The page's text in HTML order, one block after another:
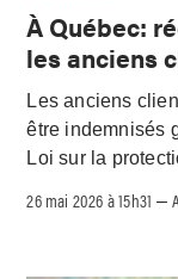
À Québec:
les anciens
Les anciens
être indemnisés
Loi sur la
26 mai 2026 à 15h31 –